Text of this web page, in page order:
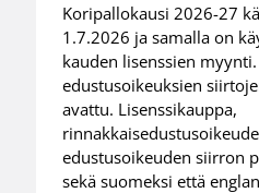
Koripallokausi 2026-27
1.7.2026 ja samalla on
kauden lisenssien
edustusoikeuksien
avattu. Lisenssikauppa,
edustusoikeuden siirron
sekä suomeksi että